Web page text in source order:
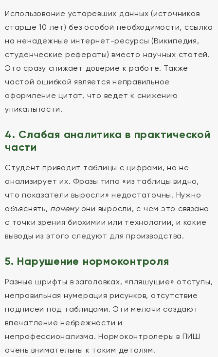
Использование устаревших данных (источников
старше 10 лет) без особой необходимости, ссылка
на ненадежные интернет-ресурсы (Википедия,
студенческие рефераты) вместо научных статей.
Это сразу снижает доверие к работе. Также
частой ошибкой является неправильное
оформление цитат, что ведет к снижению
уникальности.
4. Слабая аналитика в практической
части
Студент приводит таблицы с цифрами, но не
анализирует их. Фразы типа «из таблицы видно,
что показатели выросли» недостаточны. Нужно
объяснять, почемуони выросли, с чем это связано
с точки зрения биохимии или технологии, и какие
выводы из этого следуют для производства.
5. Нарушение нормоконтроля
Разные шрифты в заголовках, «пляшущие» отступы,
неправильная нумерация рисунков, отсутствие
подписей под таблицами. Эти мелочи создают
впечатление небрежности и
непрофессионализма. Нормоконтролеры в ПИШ
очень внимательны к таким деталям.